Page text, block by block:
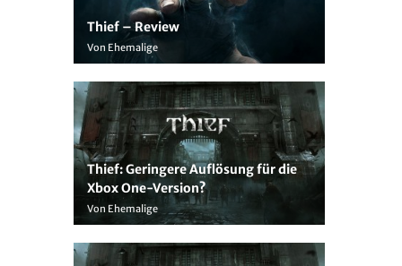
Thief – Review
Von Ehemalige
Thief: Geringere Auflösung für die
Xbox One-Version?
Von Ehemalige